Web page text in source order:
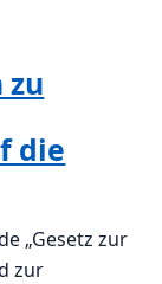
die
„Gesetz zur
zur